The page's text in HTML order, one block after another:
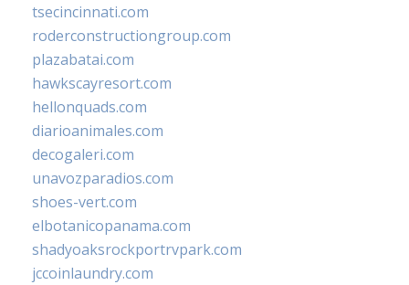
tsecincinnati.com
roderconstructiongroup.com
plazabatai.com
hawkscayresort.com
hellonquads.com
diarioanimales.com
decogaleri.com
unavozparadios.com
shoes-vert.com
elbotanicopanama.com
shadyoaksrockportrvpark.com
jccoinlaundry.com